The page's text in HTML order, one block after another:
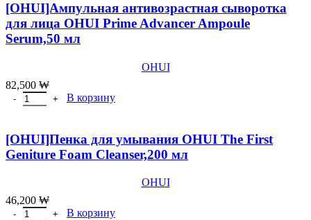
[OHUI]Ампульная антивозрастная сыворотка
для лица OHUI Prime Advancer Ampoule
Serum,50 мл
OHUI
82,500 ₩
Количество товара [OHUI]Ампульная антивозрастная
В корзину
[OHUI]Пенка для умывания OHUI The First
Geniture Foam Cleanser,200 мл
OHUI
46,200 ₩
Количество товара [OHUI]Пенка для умывания OHUI The First
В корзину